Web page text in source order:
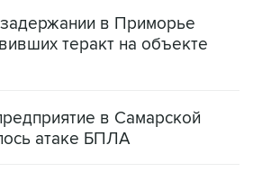
в Приморье
теракт на объекте
в Самарской
атаке БПЛА